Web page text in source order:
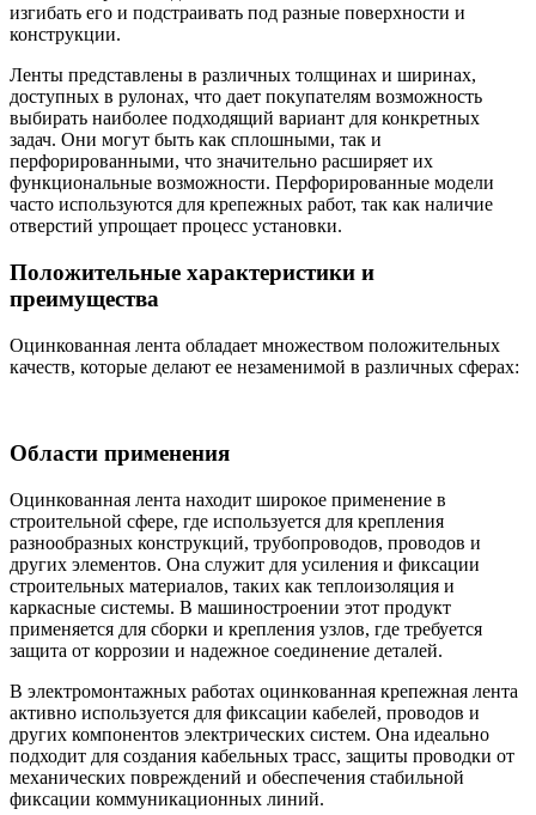
изгибать его и подстраивать под разные поверхности и
конструкции.
Ленты представлены в различных толщинах и ширинах,
доступных в рулонах, что дает покупателям возможность
выбирать наиболее подходящий вариант для конкретных
задач. Они могут быть как сплошными, так и
перфорированными, что значительно расширяет их
функциональные возможности. Перфорированные модели
часто используются для крепежных работ, так как наличие
отверстий упрощает процесс установки.
Положительные характеристики и
преимущества
Оцинкованная лента обладает множеством положительных
качеств, которые делают ее незаменимой в различных сферах:
Области применения
Оцинкованная лента находит широкое применение в
строительной сфере, где используется для крепления
разнообразных конструкций, трубопроводов, проводов и
других элементов. Она служит для усиления и фиксации
строительных материалов, таких как теплоизоляция и
каркасные системы. В машиностроении этот продукт
применяется для сборки и крепления узлов, где требуется
защита от коррозии и надежное соединение деталей.
В электромонтажных работах оцинкованная крепежная лента
активно используется для фиксации кабелей, проводов и
других компонентов электрических систем. Она идеально
подходит для создания кабельных трасс, защиты проводки от
механических повреждений и обеспечения стабильной
фиксации коммуникационных линий.